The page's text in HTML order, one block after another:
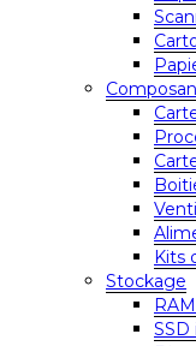
Kits
Stockage